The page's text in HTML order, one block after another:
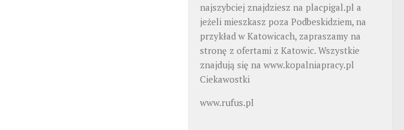
najszybciej znajdziesz na placpigal.pl a
jeżeli mieszkasz poza Podbeskidziem, na
przykład w Katowicach, zapraszamy na
stronę z ofertami z Katowic. Wszystkie
znajdują się na www.kopalniapracy.pl
Ciekawostki
www.rufus.pl